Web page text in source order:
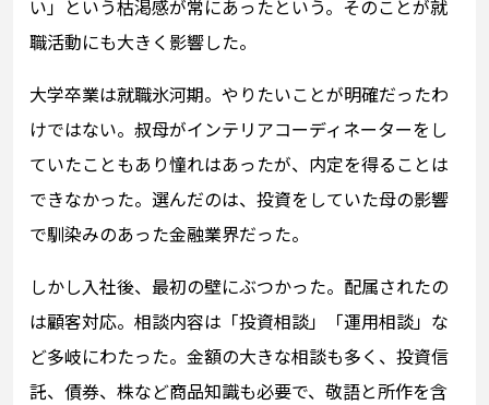
い」という枯渇感が常にあったという。そのことが就
職活動にも大きく影響した。
大学卒業は就職氷河期。やりたいことが明確だったわ
けではない。叔母がインテリアコーディネーターをし
ていたこともあり憧れはあったが、内定を得ることは
できなかった。選んだのは、投資をしていた母の影響
で馴染みのあった金融業界だった。
しかし入社後、最初の壁にぶつかった。配属されたの
は顧客対応。相談内容は「投資相談」「運用相談」な
ど多岐にわたった。金額の大きな相談も多く、投資信
託、債券、株など商品知識も必要で、敬語と所作を含